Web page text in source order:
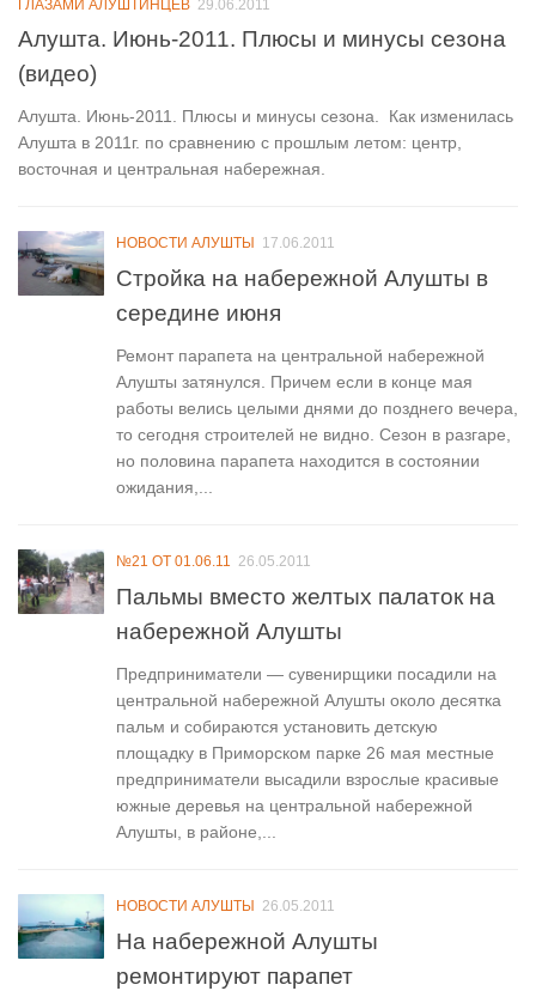
ГЛАЗАМИ АЛУШТИНЦЕВ 29.06.2011
Алушта. Июнь-2011. Плюсы и минусы сезона
(видео)
Алушта. Июнь-2011. Плюсы и минусы сезона. Как изменилась
Алушта в 2011г. по сравнению с прошлым летом: центр,
восточная и центральная набережная.
НОВОСТИ АЛУШТЫ 17.06.2011
Стройка на набережной Алушты в
середине июня
Ремонт парапета на центральной набережной
Алушты затянулся. Причем если в конце мая
работы велись целыми днями до позднего вечера,
то сегодня строителей не видно. Сезон в разгаре,
но половина парапета находится в состоянии
ожидания,...
№21 ОТ 01.06.11 26.05.2011
Пальмы вместо желтых палаток на
набережной Алушты
Предприниматели — сувенирщики посадили на
центральной набережной Алушты около десятка
пальм и собираются установить детскую
площадку в Приморском парке 26 мая местные
предприниматели высадили взрослые красивые
южные деревья на центральной набережной
Алушты, в районе,...
НОВОСТИ АЛУШТЫ 26.05.2011
На набережной Алушты
ремонтируют парапет